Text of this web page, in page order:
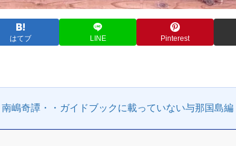
はてブ LINE Pinterest
南嶋奇譚・・ガイドブックに載っていない与那国島編